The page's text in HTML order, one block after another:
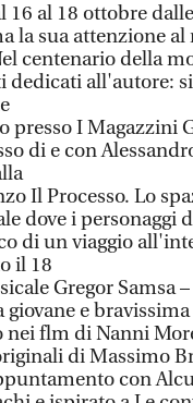
16 al 18 ottobre
la sua attenzione
centenario della
dedicati all'autore:
presso I Magazzini
di e con
Il Processo. Lo
dove i personaggi
di un viaggio
il 18
Gregor Samsa –
e
nei flm di Nanni
di Massimo
con